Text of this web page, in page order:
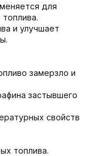
для
и улучшает
замерзло и
застывшего
свойств
топлива.